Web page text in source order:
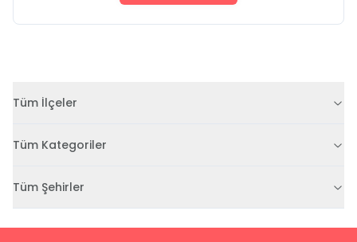
Tüm İlçeler
Tüm Kategoriler
Tüm Şehirler